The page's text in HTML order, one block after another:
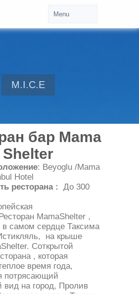
M.I.C.E
бар Mama
Shelter
: Beyoglu /Mama
Hotel
ресторана : До 300
MamaShelter ,
в самом сердце Таксима
на крыше
Cоткрытой
, которая
время года,
потрясающий
вид на город, Пролив